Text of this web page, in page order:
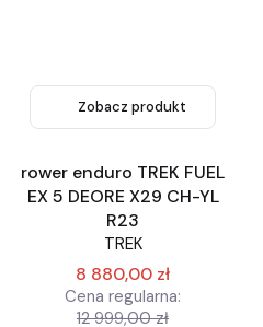
Zobacz produkt
rower enduro TREK FUEL
EX 5 DEORE X29 CH-YL
R23
TREK
8 880,00 zł
Cena regularna:
12 999,00 zł